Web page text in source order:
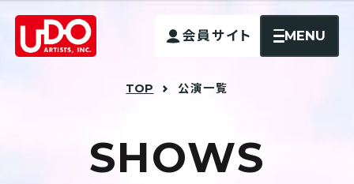
会員サイト MENU
TOP 公演一覧
SHOWS